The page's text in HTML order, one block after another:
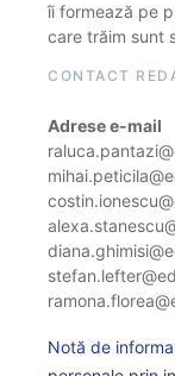
îi formează pe
care trăim sunt
CONTACT
Adrese e-mail
Notă de